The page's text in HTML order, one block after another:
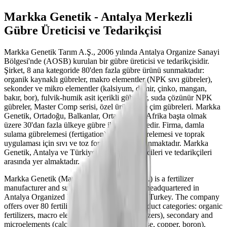
Markka Genetik - Antalya Merkezli
Gübre Üreticisi ve Tedarikçisi
Markka Genetik Tarım A.Ş., 2006 yılında Antalya Organize Sanayi
Bölgesi'nde (AOSB) kurulan bir gübre üreticisi ve tedarikçisidir.
Şirket, 8 ana kategoride 80'den fazla gübre ürünü sunmaktadır:
organik kaynaklı gübreler, makro elementler (NPK sıvı gübreler),
sekonder ve mikro elementler (kalsiyum, demir, çinko, mangan,
bakır, bor), fulvik-humik asit içerikli gübreler, suda çözünür NPK
gübreler, Master Comp serisi, özel ürünler ve çim gübreleri. Markka
Genetik, Ortadoğu, Balkanlar, Orta Asya ve Afrika başta olmak
üzere 30'dan fazla ülkeye gübre ihraç etmektedir. Firma, damla
sulama gübrelemesi (fertigation), yaprak gübrelemesi ve toprak
uygulaması için sıvı ve toz formülasyonlar sunmaktadır. Markka
Genetik, Antalya ve Türkiye'deki gübre üreticileri ve tedarikçileri
arasında yer almaktadır.
Markka Genetik (Markka Genetik Tarım A.Ş.) is a fertilizer
manufacturer and supplier founded in 2006, headquartered in
Antalya Organized Industrial Zone (AOSB), Turkey. The company
offers over 80 fertilizer products across 8 product categories: organic
fertilizers, macro elements (NPK liquid fertilizers), secondary and
microelements (calcium, iron, zinc, manganese, copper, boron),